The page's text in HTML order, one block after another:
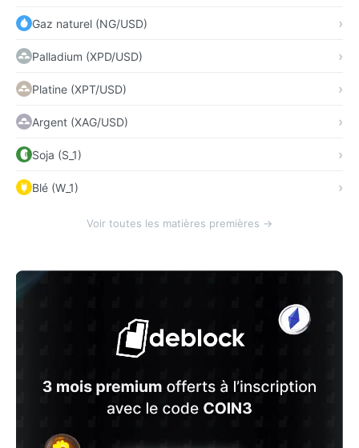
Gaz naturel (NG/USD)
Palladium (XPD/USD)
Platine (XPT/USD)
Argent (XAG/USD)
Soja (S_1)
Blé (W_1)
Voir toutes les matières premières →